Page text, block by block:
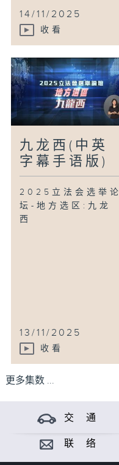
14/11/2025
收看
九龙西(中英
字幕手语版)
2025立法会选举论
坛-地方选区:九龙
西
13/11/2025
收看
更多集数 ...
交 通
联 络